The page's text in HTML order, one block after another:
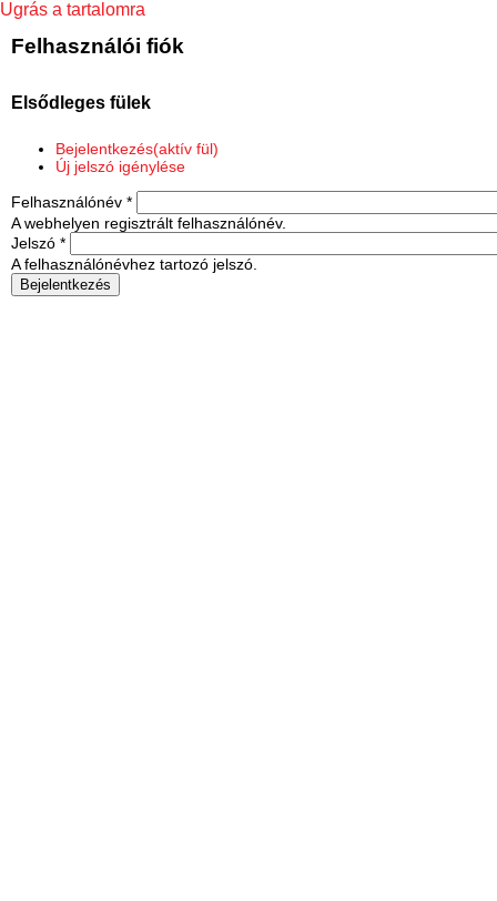
Ugrás a tartalomra
Felhasználói fiók
Elsődleges fülek
Bejelentkezés(aktív fül)
Új jelszó igénylése
Felhasználónév *
A webhelyen regisztrált felhasználónév.
Jelszó *
A felhasználónévhez tartozó jelszó.